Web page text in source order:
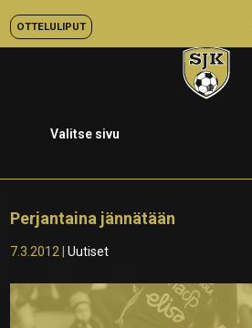
OTTELULIPUT
Valitse sivu
Perjantaina jännätään
7.3.2012 |Uutiset